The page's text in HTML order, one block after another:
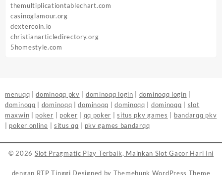
themultiplicationtablechart.com
casinoglamour.org
dextercoin.io
christianarticledirectory.org
5homestyle.com
menuqq |dominoqq pkv dominoqq login dominoqq login
dominoqq
dominoqq |dominoqq |dominoqq dominoqq
slot
maxwin
poker poker qq poker |situs pkv games
bandarqq pkv
poker online situs qq pkv games bandarqq
© 2026 Slot Pragmatic Play Terbaik, Mainkan Slot Gacor Hari Ini
dengan RTP Tinggi Designed by Themehunk WordPress Theme